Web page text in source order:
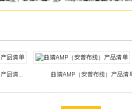
品清... 曲靖AMP（安普布线）产品清